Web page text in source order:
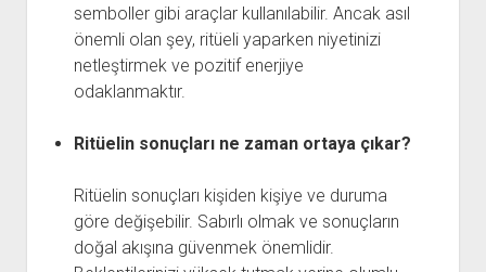
semboller gibi araçlar kullanılabilir. Ancak asıl
önemli olan şey, ritüeli yaparken niyetinizi
netleştirmek ve pozitif enerjiye
odaklanmaktır.
Ritüelin sonuçları ne zaman ortaya çıkar?
Ritüelin sonuçları kişiden kişiye ve duruma
göre değişebilir. Sabırlı olmak ve sonuçların
doğal akışına güvenmek önemlidir.